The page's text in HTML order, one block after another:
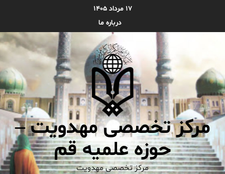
۱۷ مرداد ۱۴۰۵
درباره ما
مرکز تخصصی مهدویت –
حوزه علمیه قم
مرکز تخصصی مهدویت